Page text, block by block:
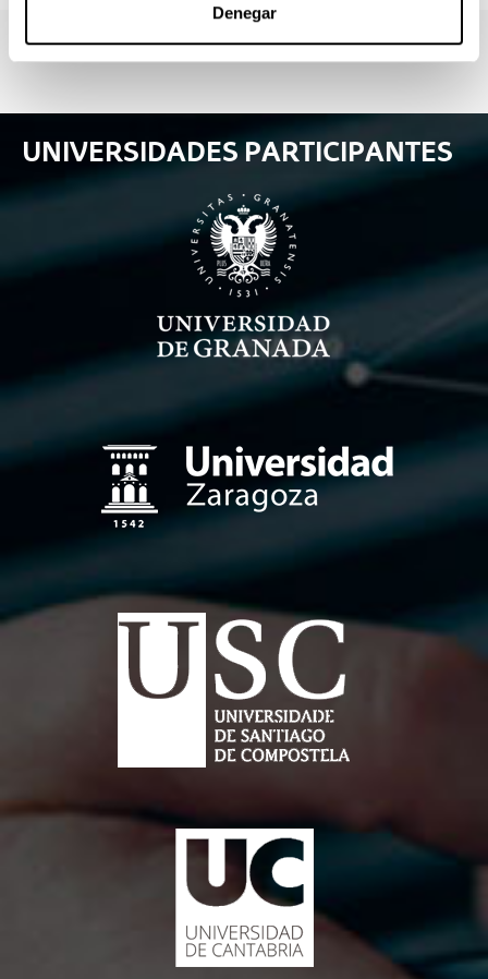
Denegar
UNIVERSIDADES PARTICIPANTES